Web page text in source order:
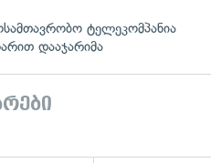
ტელეკომპანია
დააჯარიმა